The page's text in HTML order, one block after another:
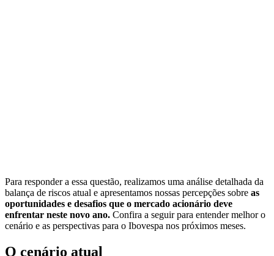
Para responder a essa questão, realizamos uma análise detalhada da
balança de riscos atual e apresentamos nossas percepções sobre as
oportunidades e desafios que o mercado acionário deve
enfrentar neste novo ano. Confira a seguir para entender melhor o
cenário e as perspectivas para o Ibovespa nos próximos meses.
O cenário atual